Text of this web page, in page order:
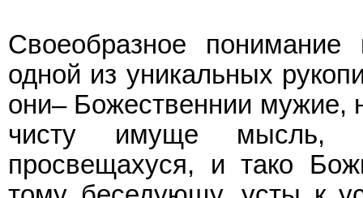
Своеобразное
одной из уникальных
они– Божественнии мужие,
чисту имуще мысль,
просвещахуся, и тако